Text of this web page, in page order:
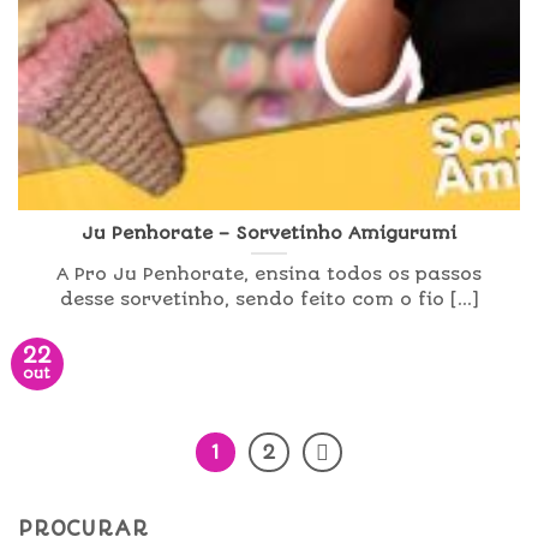
Ju Penhorate – Sorvetinho Amigurumi
A Pro Ju Penhorate, ensina todos os passos
desse sorvetinho, sendo feito com o fio [...]
22
out
1 2
PROCURAR